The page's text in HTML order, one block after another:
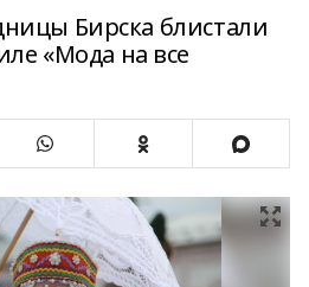
Бирска блистали
«Мода на все